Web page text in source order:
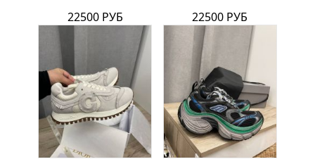
22500 РУБ 22500 РУБ